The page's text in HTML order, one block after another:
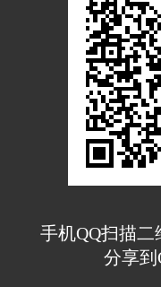
手机QQ扫描二
分享到